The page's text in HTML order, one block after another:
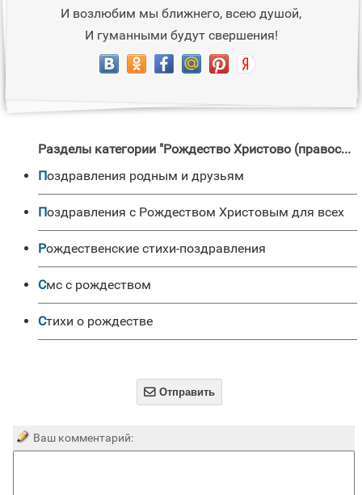
И возлюбим мы ближнего, всею душой,
И гуманными будут свершения!
Разделы категории "Рождество Христово (православное) "
поздравления родным и друзьям
Поздравления с Рождеством Христовым для всех
Рождественские стихи-поздравления
смс с рождеством
стихи о рождестве
 Отправить
Ваш комментарий: